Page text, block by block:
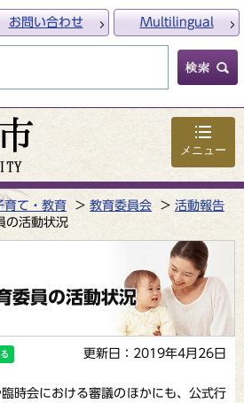
メニュー
お問い合わせ Multilingual
育て・教育 教育委員会
活動報告
活動状況
員の活動状況
更新日：2019年4月26日
時会における審議のほかにも、公式行